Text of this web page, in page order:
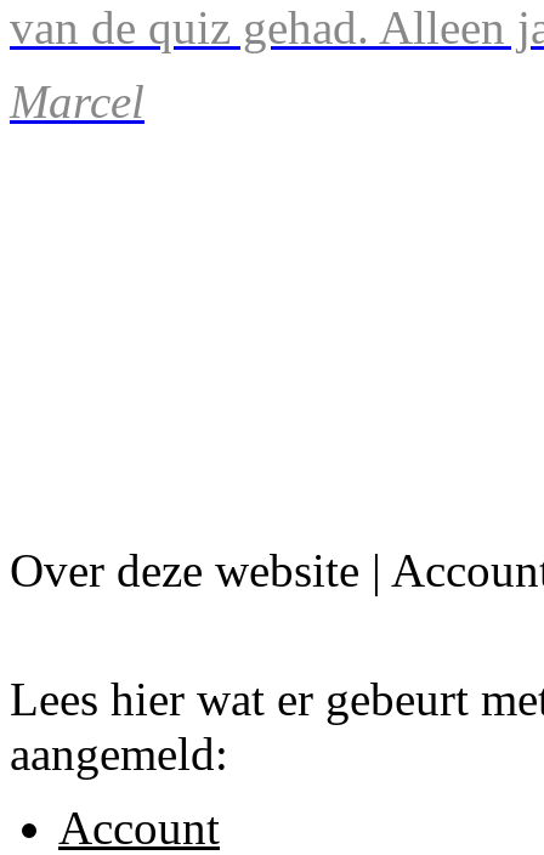
van de quiz gehad. Alleen
Marcel
Over deze website |
Lees hier wat er gebeurt
aangemeld:
Account